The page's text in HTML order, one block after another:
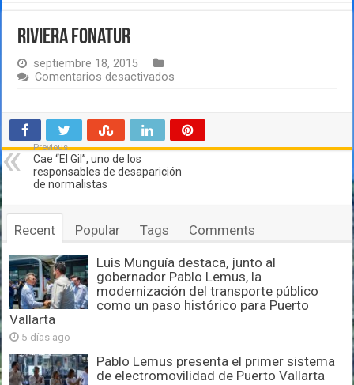
riviera fonatur
septiembre 18, 2015
Comentarios desactivados
Previous
Cae “El Gil”, uno de los
responsables de desaparición
de normalistas
Recent Popular Tags Comments
Luis Munguía destaca, junto al
gobernador Pablo Lemus, la
modernización del transporte público
como un paso histórico para Puerto
Vallarta
5 días ago
Pablo Lemus presenta el primer sistema
de electromovilidad de Puerto Vallarta